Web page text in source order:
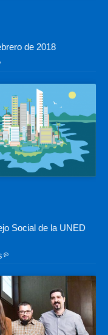
de 2018
Social de la UNED